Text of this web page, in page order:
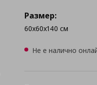
Размер:
60x60x140 см
Не е налично